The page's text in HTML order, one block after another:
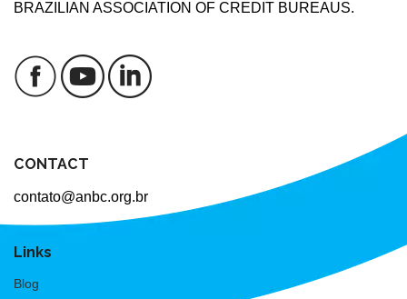
BRAZILIAN ASSOCIATION OF CREDIT BUREAUS.
CONTACT
contato@anbc.org.br
Links
Blog